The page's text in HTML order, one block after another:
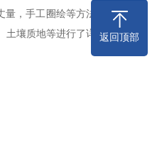
，手工圈绘等方法。
土壤质地等进行了详细返回顶部